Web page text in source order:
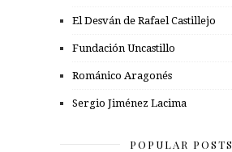
El Desván de Rafael Castillejo
Fundación Uncastillo
Románico Aragonés
Sergio Jiménez Lacima
POPULAR POSTS